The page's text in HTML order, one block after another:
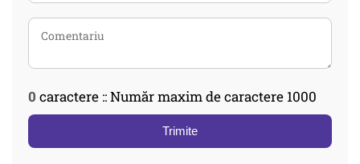
0 caractere :: Număr maxim de caractere 1000
Trimite